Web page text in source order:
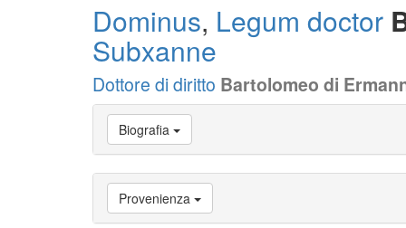
Dominus, Legum doctor
Subxanne
Dottore di diritto Bartolomeo di
Vai
Biografia
Provenienza
Vai
Biografia
Provenienza